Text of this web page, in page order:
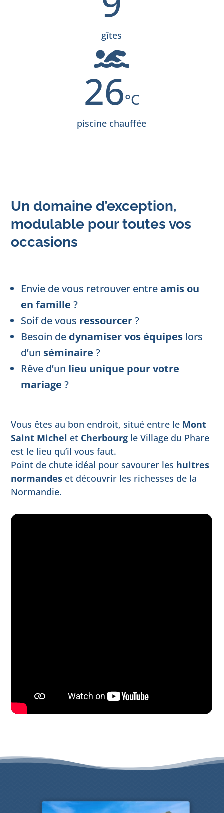
gîtes

26
piscine chauffée
Un domaine d’exception,
modulable pour toutes vos
occasions
Envie de vous retrouver entreamis ou
en famille ?
Soif de vous ressourcer?
Besoin de dynamiser vos équipes lors
d’un séminaire ?
Rêve d’un lieu unique pour votre
mariage ?
Vous êtes au bon endroit, situé entre le Mont
Saint Michel et Cherbourg le Village du Phare
est le lieu qu’il vous faut.
Point de chute idéal pour savourer les huitres
normandes et découvrir les richesses de la
Normandie.